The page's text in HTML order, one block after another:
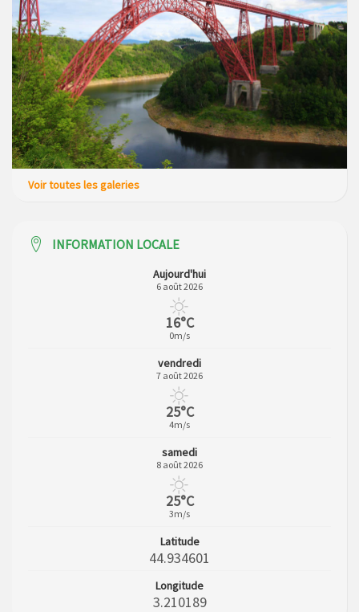
Voir toutes les galeries
INFORMATION LOCALE
Aujourd'hui
6 août 2026
16°C
0m/s
vendredi
7 août 2026
25°C
4m/s
samedi
8 août 2026
25°C
3m/s
Latitude
44.934601
Longitude
3.210189